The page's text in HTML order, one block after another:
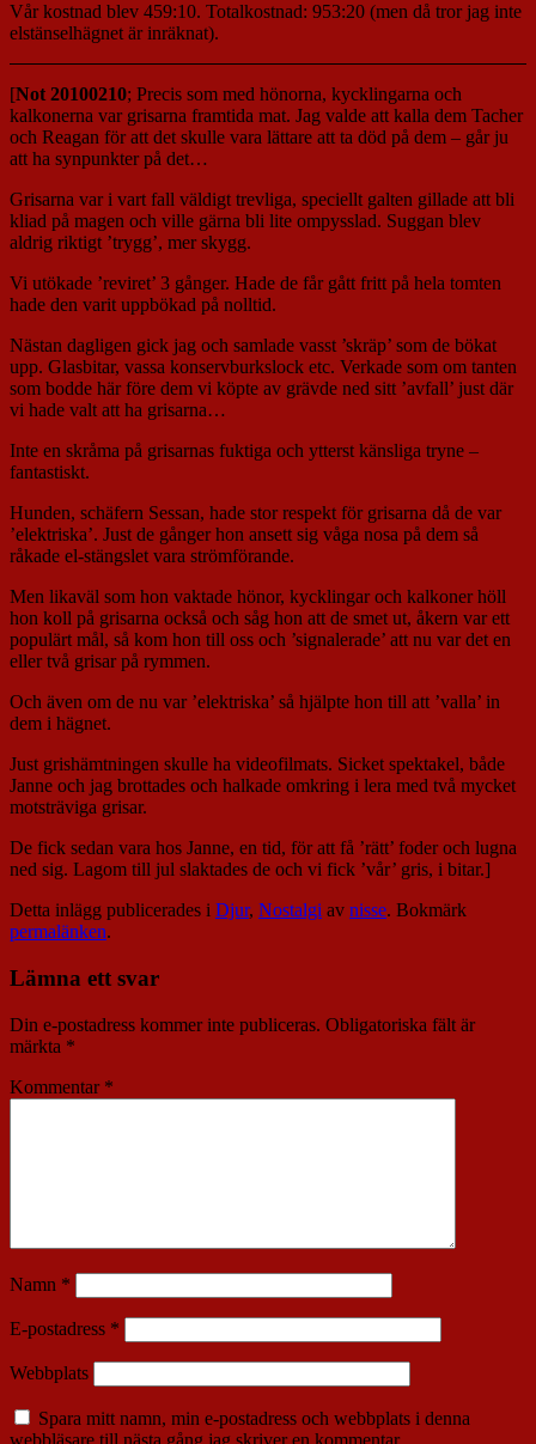
Vår kostnad blev 459:10. Totalkostnad: 953:20 (men då tror jag inte
elstänselhägnet är inräknat).
[Not 20100210; Precis som med hönorna, kycklingarna och
kalkonerna var grisarna framtida mat. Jag valde att kalla dem Tacher
och Reagan för att det skulle vara lättare att ta död på dem – går ju
att ha synpunkter på det…
Grisarna var i vart fall väldigt trevliga, speciellt galten gillade att bli
kliad på magen och ville gärna bli lite ompysslad. Suggan blev
aldrig riktigt ’trygg’, mer skygg.
Vi utökade ’reviret’ 3 gånger. Hade de får gått fritt på hela tomten
hade den varit uppbökad på nolltid.
Nästan dagligen gick jag och samlade vasst ’skräp’ som de bökat
upp. Glasbitar, vassa konservburkslock etc. Verkade som om tanten
som bodde här före dem vi köpte av grävde ned sitt ’avfall’ just där
vi hade valt att ha grisarna…
Inte en skråma på grisarnas fuktiga och ytterst känsliga tryne –
fantastiskt.
Hunden, schäfern Sessan, hade stor respekt för grisarna då de var
’elektriska’. Just de gånger hon ansett sig våga nosa på dem så
råkade el-stängslet vara strömförande.
Men likaväl som hon vaktade hönor, kycklingar och kalkoner höll
hon koll på grisarna också och såg hon att de smet ut, åkern var ett
populärt mål, så kom hon till oss och ’signalerade’ att nu var det en
eller två grisar på rymmen.
Och även om de nu var ’elektriska’ så hjälpte hon till att ’valla’ in
dem i hägnet.
Just grishämtningen skulle ha videofilmats. Sicket spektakel, både
Janne och jag brottades och halkade omkring i lera med två mycket
motsträviga grisar.
De fick sedan vara hos Janne, en tid, för att få ’rätt’ foder och lugna
ned sig. Lagom till jul slaktades de och vi fick ’vår’ gris, i bitar.]
Detta inlägg publicerades i Djur, Nostalgi av nisse. Bokmärk
permalänken.
Lämna ett svar
Din e-postadress kommer inte publiceras. Obligatoriska fält är
märkta *
Kommentar *
Namn *
E-postadress *
Webbplats
Spara mitt namn, min e-postadress och webbplats i denna
webbläsare till nästa gång jag skriver en kommentar.